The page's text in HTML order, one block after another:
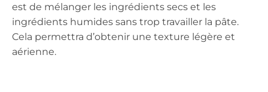
est de mélanger les ingrédients secs et les
ingrédients humides sans trop travailler la pâte.
Cela permettra d’obtenir une texture légère et
aérienne.